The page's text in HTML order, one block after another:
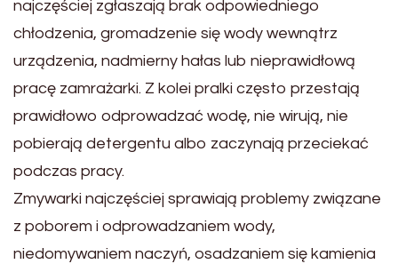
najczęściej zgłaszają brak odpowiedniego
chłodzenia, gromadzenie się wody wewnątrz
urządzenia, nadmierny hałas lub nieprawidłową
pracę zamrażarki. Z kolei pralki często przestają
prawidłowo odprowadzać wodę, nie wirują, nie
pobierają detergentu albo zaczynają przeciekać
podczas pracy.
Zmywarki najczęściej sprawiają problemy związane
z poborem i odprowadzaniem wody,
niedomywaniem naczyń, osadzaniem się kamienia